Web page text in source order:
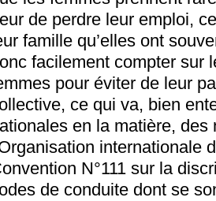
de perdre leur emploi,
famille qu’elles ont
facilement compter sur
pour éviter de leur
ce qui va, bien
en la matière,
internationale
N°111 sur la
de conduite dont se